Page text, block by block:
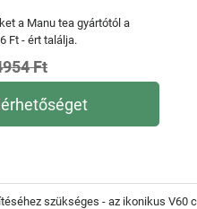
a Manu tea gyártótól a
Ft - ért találja.
Ft
szükséges - az ikonikus